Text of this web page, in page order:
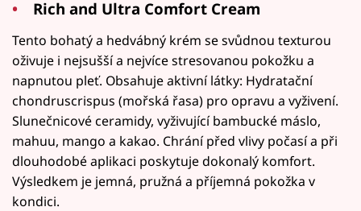
Rich and Ultra Comfort Cream
Tento bohatý a hedvábný krém se svůdnou texturou
oživuje i nejsušší a nejvíce stresovanou pokožku a
napnutou pleť. Obsahuje aktivní látky: Hydratační
chondruscrispus (mořská řasa) pro opravu a vyživení.
Slunečnicové ceramidy, vyživující bambucké máslo,
mahuu, mango a kakao. Chrání před vlivy počasí a při
dlouhodobé aplikaci poskytuje dokonalý komfort.
Výsledkem je jemná, pružná a příjemná pokožka v
kondici.